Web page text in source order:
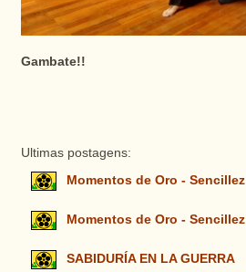
Gambate!!
Ultimas postagens:
Momentos de Oro - Sencillez
Momentos de Oro - Sencillez
SABIDURÍA EN LA GUERRA